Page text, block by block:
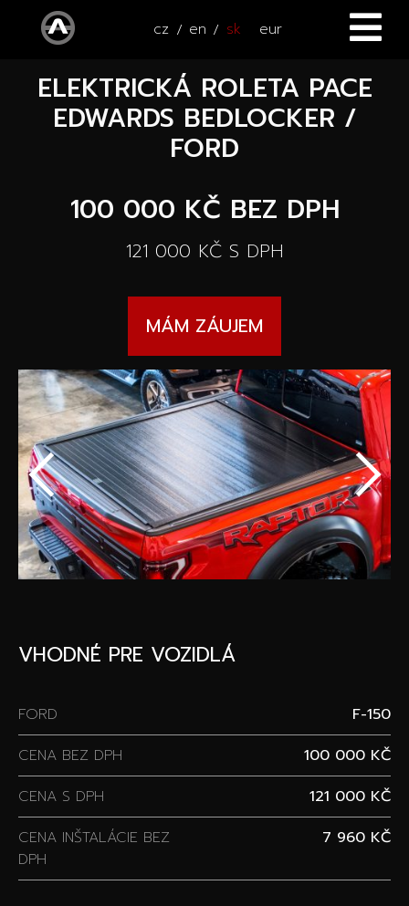
cz en sk eur
ÚVOD
VOZIDLÁ
Jazdené vozidlá
Vozidlá na ceste
Kalkulátor
SERVIS
PRÍSLUŠENSTVO
Wheel Pros
Špeciálne akcie
Archív noviniek
ELEKTRICKÁ ROLETA PACE
EDWARDS BEDLOCKER /
FORD
100 000 KČ BEZ DPH
121 000 KČ S DPH
MÁM ZÁUJEM
VHODNÉ PRE VOZIDLÁ
FORD
F-150
CENA BEZ DPH
100 000 KČ
CENA S DPH
121 000 KČ
CENA INŠTALÁCIE BEZ
DPH
7 960 KČ